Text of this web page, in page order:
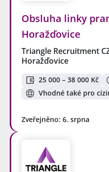
Obsluha linky
Horažďovice
Triangle Recruitment
Horažďovice
25 000 – 38 000 Kč
Vhodné také pro
Zveřejněno: 6. srpna